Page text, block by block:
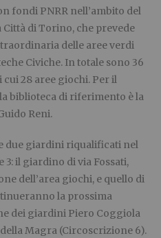
fondi PNRR nell’ambito del
di Torino, che prevede
delle aree verdi
Civiche. In totale sono 36
cui 28 aree giochi. Per il
biblioteca di riferimento è la
Reni.
due giardini riqualificati nel
il giardino di via Fossati,
dell’area giochi, e quello di
la prossima
dei giardini Piero Coggiola
Magra (Circoscrizione 6).